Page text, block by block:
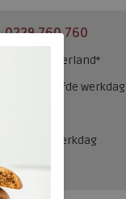
0229 760 760
Nederland*
= dezelfde werkdag
binnen 1 werkdag